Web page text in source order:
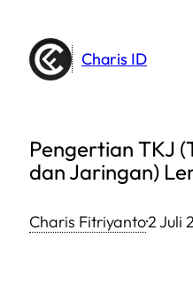
konten
Charis ID
Pengertian TKJ
dan Jaringan)
Charis Fitriyanto·2 Juli